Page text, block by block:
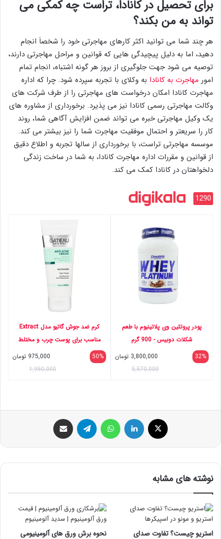
برای تحصیل در کانادا، تراست چه کمکی می
تواند به من بکند؟
هر چند شما می توانید اکثر کارهای مهاجرتی خود را شخصاَ انجام
دهید، اما به دلیل پیچیدگی هایی که قوانین و مراحل مهاجرتی دارند،
توصیه می شود جهت جلوگیری از بروز هر گونه اشتباه، انجام تمام
امور مهاجرت به کانادا به وکلای با تجربه سپرده شود. چرا که اداره
مهاجرت کانادا امکان درخواست های مهاجرتی را از طرف شرکت های
وکالت مهاجرتی رسمی کانادا نیز می پذیرد. برخورداری از مشاوره های
یک وکیل مهاجرتی خبره می تواند ضمن افزایش آگاهی شما، روند
کار را سریعتر و احتمال موفقیت مهاجرت شما را نیز بیشتر می کند.
موسسه مهاجرتی تراست، با برخورداری از سالها تجربه و اطلاع دقیق
از قوانین و مقررات اداره مهاجرت کانادا، به شما در ساخت زندگی
دلخواهتان در کانادا کمک می کند.
1290
پودر پروتئین وی پلاتینیوم با طعم
شکلات دوبیس - 900 گرم
32%
3,800,000 تومان
5,570,000
کرم ضد جوش گاتیو مدل Extract
مناسب برای پوست چرب و مختلط
50%
975,000 تومان
1,950,000
ایکس لینکداین تلگرام
نوشته های مشابه
استریو چیست؟ تفاوت صدای
نحوه برش ورق های آلومینیومی